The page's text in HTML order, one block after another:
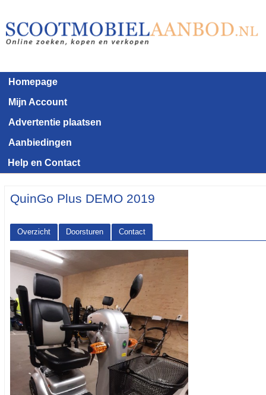
Homepage
Mijn Account
Advertentie plaatsen
Aanbiedingen
Help en Contact
QuinGo Plus DEMO 2019
Overzicht Doorsturen
Contact
<< Terug naar het advertentie overzicht